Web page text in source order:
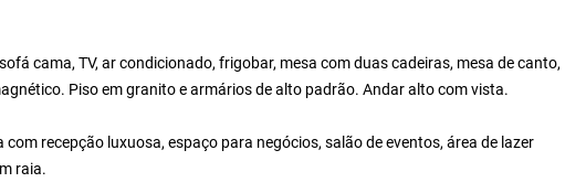
cama, TV, ar condicionado, frigobar, mesa com duas cadeiras, mesa de canto,
Piso em granito e armários de alto padrão. Andar alto com vista.
recepção luxuosa, espaço para negócios, salão de eventos, área de lazer
raia.